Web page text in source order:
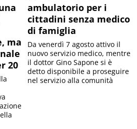
ma
20
ambulatorio per i
cittadini senza medico
di famiglia
Da venerdì 7 agosto attivo il
nuovo servizio medico, mentre
il dottor Gino Sapone si è
detto disponibile a proseguire
nel servizio alla comunità